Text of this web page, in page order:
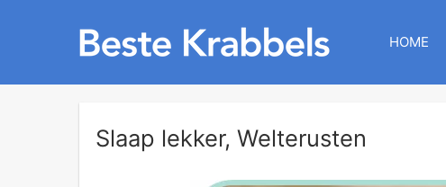
HOME
Slaap lekker, Welterusten